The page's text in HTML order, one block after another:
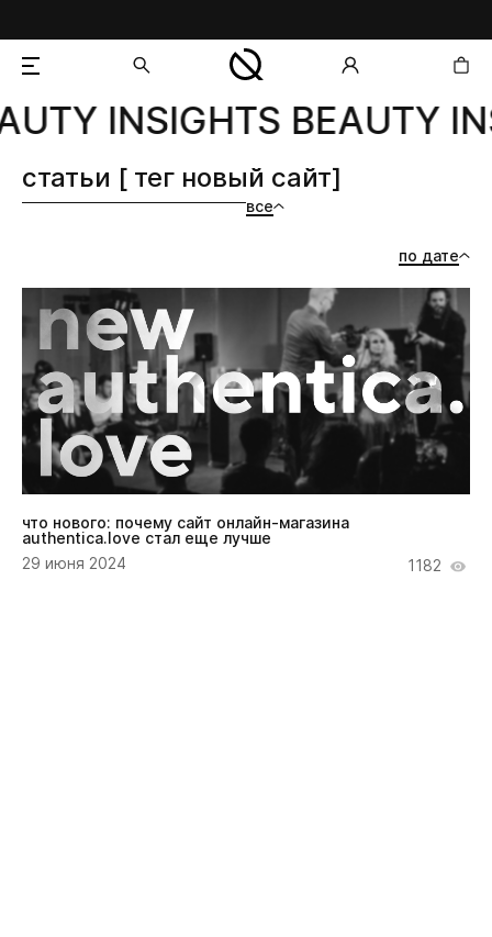
добавлен в корзину
INSIGHTS BEAUTY
все
статьи [ тег новый сайт]
по дате
что нового: почему сайт онлайн-магазина
authentica.love стал еще лучше
29 июня 2024
1182